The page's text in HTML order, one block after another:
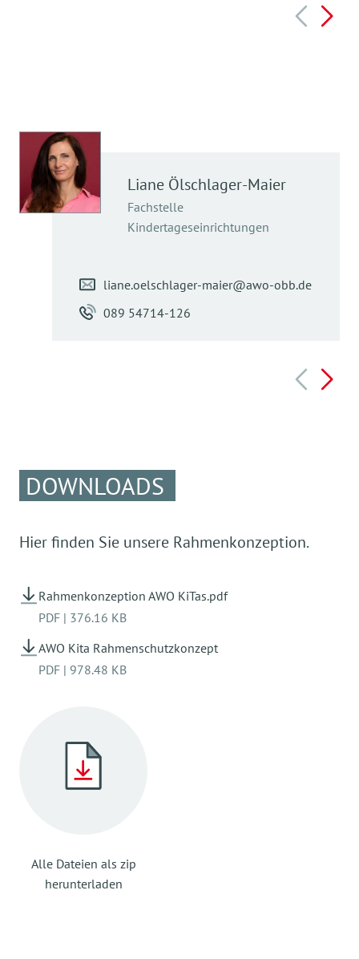
Liane Ölschlager-Maier
Fachstelle
Kindertageseinrichtungen
liane.oelschlager-maier@awo-obb.de
089 54714-126
DOWNLOADS
Hier finden Sie unsere Rahmenkonzeption.
Rahmenkonzeption AWO KiTas.pdf
PDF | 376.16 KB
AWO Kita Rahmenschutzkonzept
PDF | 978.48 KB
Alle Dateien als zip
herunterladen